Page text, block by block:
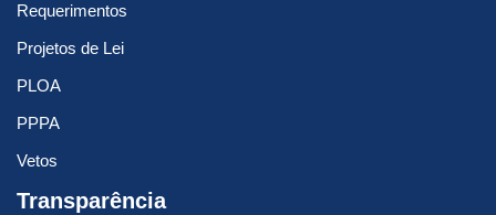
Requerimentos
Projetos de Lei
PLOA
PPPA
Vetos
Transparência